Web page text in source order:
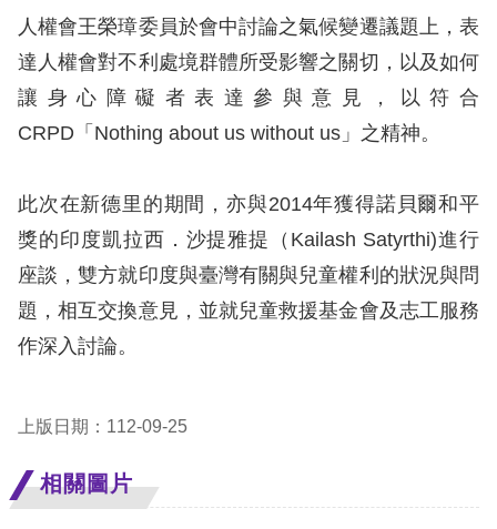
擇
語
回
首
頁
導
覽
人權會王榮璋委員於會中討論之氣候變遷議題上，表
達人權會對不利處境群體所受影響之關切，以及如何
讓身心障礙者表達參與意見，以符合
CRPD「Nothing about us without us」之精神。
此次在新德里的期間，亦與2014年獲得諾貝爾和平
獎的印度凱拉西．沙提雅提（Kailash Satyrthi)進行
座談，雙方就印度與臺灣有關與兒童權利的狀況與問
題，相互交換意見，並就兒童救援基金會及志工服務
作深入討論。
上版日期：112-09-25
相關圖片